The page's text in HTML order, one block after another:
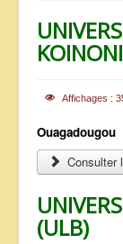
Affichages :
Ouagadougou
Consulter
(ULB)